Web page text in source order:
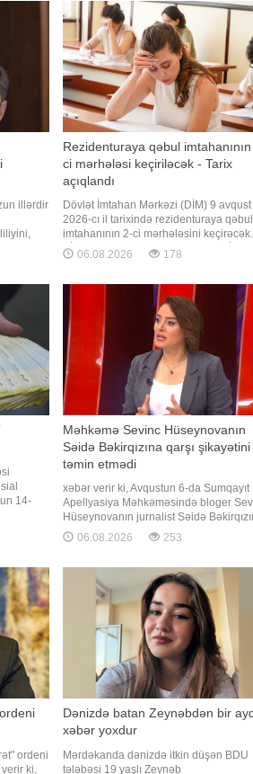
illərdir
Rezidenturaya qəbul
ci mərhələsi keçiriləcək - Tarix
açıqlandı
Dövlət İmtahan Mərkəzi (DİM) 9 avqust
2026-cı il tarixində rezidenturaya qəbul
imtahanının 2-ci mərhələsini keçirəcək.
BİG.AZ xəbər verir ki, bu barədə DİM
məlumat yayıb. İmtahan Bakıda DİM-in
rayonu, S.S.Axundov, 50. TÜRKPA-nın
yanı) və Naxçıvan şəhəri 4 sayl
06.08.2026 178
14-
üzrə
nəzərdə
Məhkəmə Sevinc Hüseynovanın
Səidə Bəkirqızına qarşı şikayətini
təmin etmədi
xəbər verir ki, Avqustun 6-da Sumqayıt
Apellyasiya Məhkəməsində bloger
Hüseynovanın jurnalist Səidə
qarşı xüsusi ittiham qaydasında verdiyi
şikayət üzrə apellyasiya baxışı keçirilib.
açıqlamasında bildirib ki, məhkəmə
apellyasiya şikayətini təmi
06.08.2026 253
ordeni
ki,
Dənizdə batan Zeynəbdən bir
xəbər yoxdur
Mərdəkanda dənizdə itkin düşən BDU
tələbəsi 19 yaşlı Zeynəb